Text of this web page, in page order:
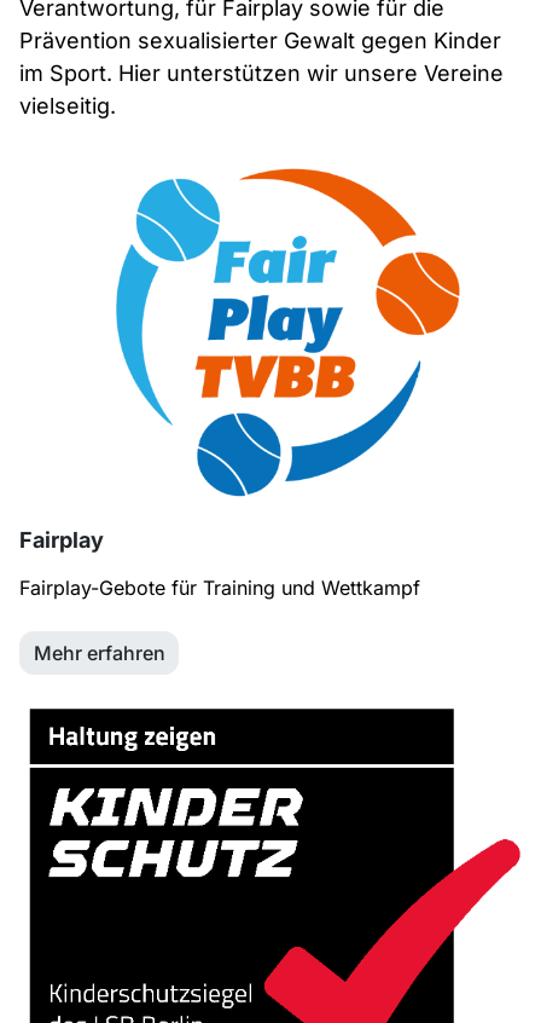
Verantwortung, für Fairplay sowie für die
Prävention sexualisierter Gewalt gegen Kinder
im Sport. Hier unterstützen wir unsere Vereine
vielseitig.
Fairplay
Fairplay-Gebote für Training und Wettkampf
Mehr erfahren